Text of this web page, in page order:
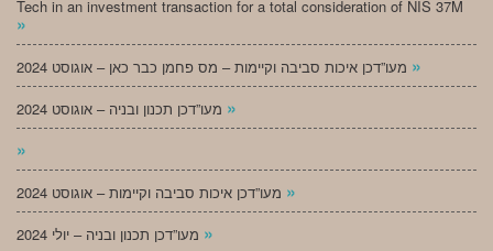
Tech in an investment transaction for a total consideration of NIS 37M
»
»
»
»
»
»